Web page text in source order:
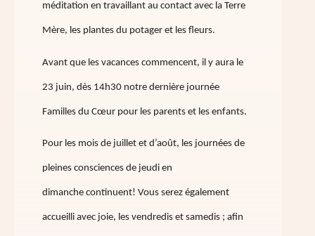
méditation en travaillant au contact avec la Terre
Mère, les plantes du potager et les fleurs.
Avant que les vacances commencent, il y aura le
23 juin, dès 14h30 notre dernière journée
Familles du Cœur pour les parents et les enfants.
Pour les mois de juillet et d’août, les journées de
pleines consciences de jeudi en
dimanche continuent! Vous serez également
accueilli avec joie, les vendredis et samedis ; afin